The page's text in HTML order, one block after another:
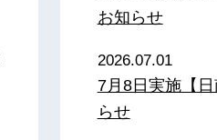
お知らせ
2026.07.01
7月8日実施【
らせ